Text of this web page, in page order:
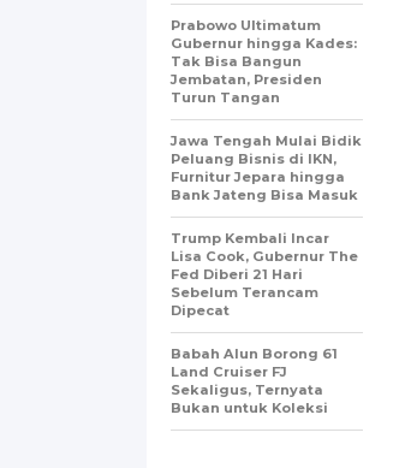
Prabowo Ultimatum
Gubernur hingga Kades:
Tak Bisa Bangun
Jembatan, Presiden
Turun Tangan
Jawa Tengah Mulai Bidik
Peluang Bisnis di IKN,
Furnitur Jepara hingga
Bank Jateng Bisa Masuk
Trump Kembali Incar
Lisa Cook, Gubernur The
Fed Diberi 21 Hari
Sebelum Terancam
Dipecat
Babah Alun Borong 61
Land Cruiser FJ
Sekaligus, Ternyata
Bukan untuk Koleksi